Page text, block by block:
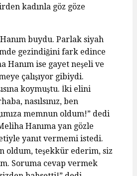
kadınla göz göze
buydu. Parlak siyah
gezindiğini fark edince
Hanım ise gayet neşeli ve
çalışıyor gibiydi.
koymuştu. İki elini
nasılsınız, ben
memnun oldum!” dedi
Hanıma yan gözle
yanıt vermemi istedi.
oldum, teşekkür ederim, siz
Soruma cevap vermek